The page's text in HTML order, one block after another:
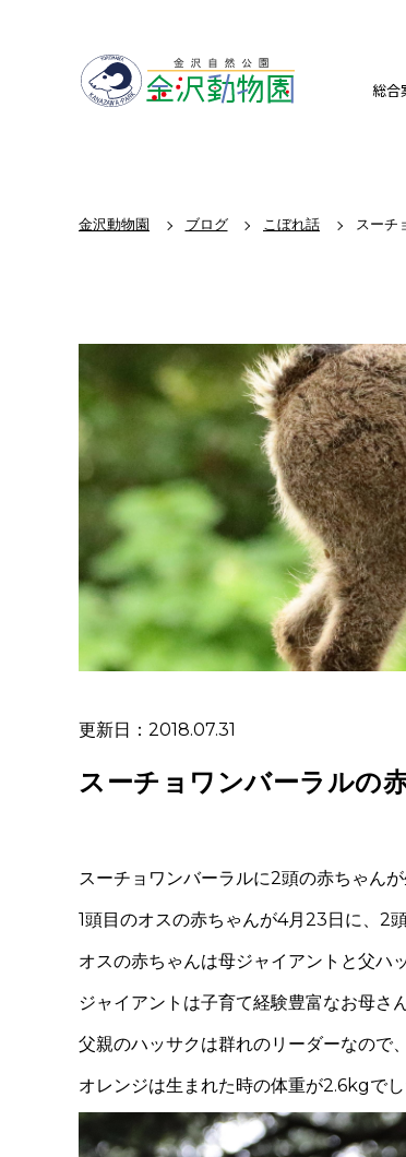
総合
金沢動物園 ブログ こぼれ話 スーチ
更新日：2018.07.31
スーチョワンバーラルの
スーチョワンバーラルに2頭の赤ちゃんが
1頭目のオスの赤ちゃんが4月23日に、2
オスの赤ちゃんは母ジャイアントと父ハ
ジャイアントは子育て経験豊富なお母さ
父親のハッサクは群れのリーダーなので
オレンジは生まれた時の体重が2.6kgで